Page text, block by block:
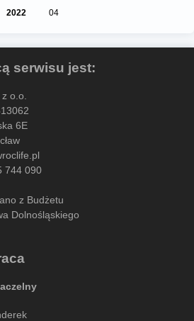
2022
04
serwisu jest:
o.o.
6E
744 090
z Budżetu
Dolnośląskiego